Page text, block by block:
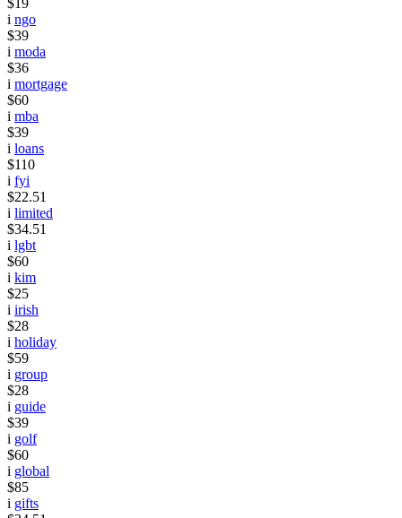
$19
i ngo
$39
i moda
$36
i mortgage
$60
i mba
$39
i loans
$110
i fyi
$22.51
i limited
$34.51
i lgbt
$60
i kim
$25
i irish
$28
i holiday
$59
i group
$28
i guide
$39
i golf
$60
i global
$85
i gifts